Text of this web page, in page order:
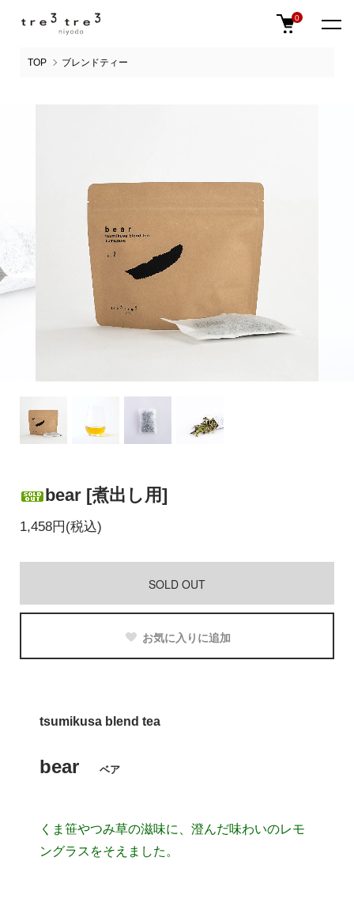
0
TOP ブレンドティー
bear [煮出し用]
1,458円(税込)
SOLD OUT
お気に入りに追加
tsumikusa blend tea
bear ベア
くま笹やつみ草の滋味に、澄んだ味わいのレモ
ングラスをそえました。